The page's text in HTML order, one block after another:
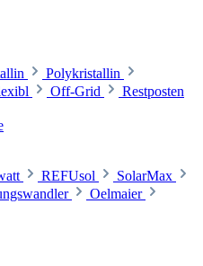
Polykristallin
Off-Grid Restposten
REFUsol
SolarMax
Oelmaier